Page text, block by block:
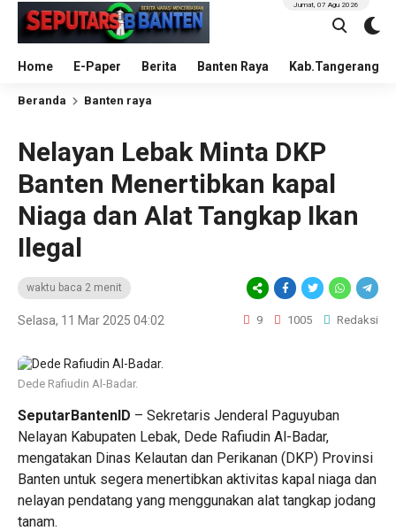
Home E-Paper Berita Banten Raya Kab.Tangerang
Jumat, 07 Agu 2026
Beranda Banten raya
Nelayan Lebak Minta DKP
Banten Menertibkan kapal
Niaga dan Alat Tangkap Ikan
Ilegal
waktu baca 2 menit
Selasa, 11 Mar 2025 04:02 9 1005 Redaksi
Dede Rafiudin Al-Badar.
SeputarBantenID – Sekretaris Jenderal Paguyuban
Nelayan Kabupaten Lebak, Dede Rafiudin Al-Badar,
mengatakan Dinas Kelautan dan Perikanan (DKP) Provinsi
Banten untuk segera menertibkan aktivitas kapal niaga dan
nelayan pendatang yang menggunakan alat tangkap jodang
tanam.